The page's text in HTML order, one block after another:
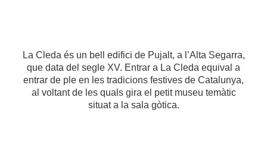
La Cleda és un bell edifici de Pujalt, a l’Alta Segarra,
que data del segle XV. Entrar a La Cleda equival a
entrar de ple en les tradicions festives de Catalunya,
al voltant de les quals gira el petit museu temàtic
situat a la sala gòtica.